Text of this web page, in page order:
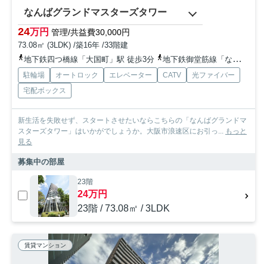
なんばグランドマスターズタワー
24万円 管理/共益費30,000円
73.08㎡ (3LDK) /築16年 /33階建
地下鉄四つ橋線「大国町」駅 徒歩3分
地下鉄御堂筋線「なんば」駅 徒歩7分
駐輪場 オートロック エレベーター CATV
光ファイバー
宅配ボックス
新生活を失敗せず、スタートさせたいならこちらの「なんばグランドマ
スターズタワー」はいかがでしょうか。大阪市浪速区にお引っ... もっと
見る
募集中の部屋
23階
24万円
23階 / 73.08㎡ / 3LDK
賃貸マンション